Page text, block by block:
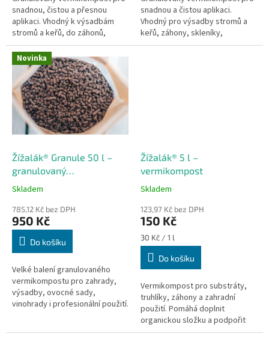
snadnou, čistou a přesnou
aplikaci. Vhodný k výsadbám
stromů a keřů, do záhonů,
skleníků i kolem rostlin. Pomáhá
doplnit organickou složku a...
snadnou a čistou aplikaci.
Vhodný pro výsadby stromů a
keřů, záhony, skleníky,
vinohrady i ovocné sady.
Novinka
Žížalák® Granule 50 l –
granulovaný
vermikompost
Skladem
785,12 Kč bez DPH
950 Kč
Do košíku
Velké balení granulovaného
vermikompostu pro zahrady,
výsadby, ovocné sady,
vinohrady i profesionální použití.
Žížalák® 5 l –
vermikompost
Skladem
123,97 Kč bez DPH
150 Kč
Měrná
cena:
30 Kč / 1 l
Do košíku
Vermikompost pro substráty,
truhlíky, záhony a zahradní
použití. Pomáhá doplnit
organickou složku a podpořit
biologickou aktivitu půdy.